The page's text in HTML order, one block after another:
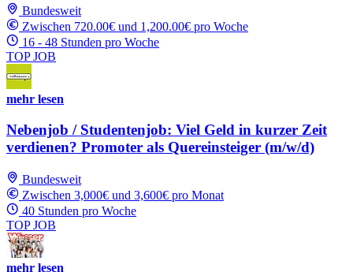
Bundesweit
Zwischen 720.00€ und 1,200.00€ pro Woche
16 - 48 Stunden pro Woche
TOP JOB
mehr lesen
Nebenjob / Studentenjob: Viel Geld in kurzer Zeit
verdienen? Promoter als Quereinsteiger (m/w/d)
Bundesweit
Zwischen 3,000€ und 3,600€ pro Monat
40 Stunden pro Woche
TOP JOB
mehr lesen